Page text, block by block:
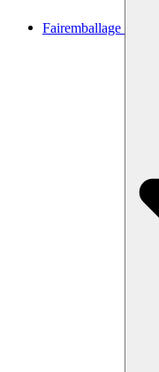
Fairemballage